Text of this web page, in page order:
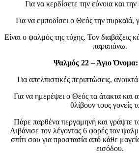
Για να κερδίσετε την εύνοια και
Για να εμποδίσει ο Θεός την πυρκαϊά,
Είναι ο ψαλμός της τύχης. Τον διαβάζεις
παραπάνω.
Ψαλμός 22 – Άγιο
Για απελπιστικές περιπτώσεις,
Για να ημερέψει ο Θεός τα άτακτα και
θλίβουν τους γονείς
Πάρε παρθένα περγαμηνή και γράψτε
Λιβάνισε τον λέγοντας 6 φορές τον
σπίτι σου για προστασία από κάθε
εισόδου.